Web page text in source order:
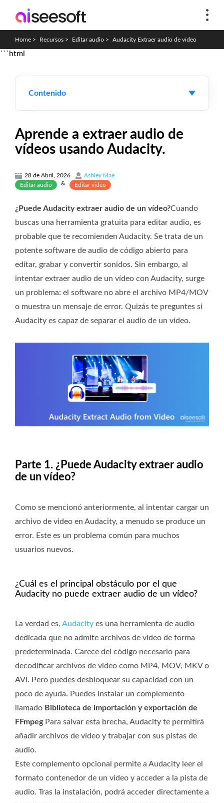
Home > Recursos > Editar audio > Audacity Extraer audio de vídeo
```html
Contenido
Aprende a extraer audio de
vídeos usando Audacity.
28 de Abril, 2026
Ashley Mae
Editar audio
& Editar video
¿Puede Audacity extraer audio de un vídeo?Cuando
buscas una herramienta gratuita para editar audio, es
probable que te recomienden Audacity. Se trata de un
potente software de audio de código abierto para
editar, grabar y convertir sonidos. Sin embargo, al
intentar extraer audio de un vídeo con Audacity, surge
un problema: el software no abre el archivo MP4/MOV
o muestra un mensaje de error. Quizás te preguntes si
Audacity es capaz de separar el audio de un vídeo.
Parte 1. ¿Puede Audacity extraer audio
de un vídeo?
Como se mencionó anteriormente, al intentar cargar un
archivo de video en Audacity, a menudo se produce un
error. Este es un problema común para muchos
usuarios nuevos.
¿Cuál es el principal obstáculo por el que
Audacity no puede extraer audio de un vídeo?
La verdad es, Audacity es una herramienta de audio
dedicada que no admite archivos de video de forma
predeterminada. Carece del código necesario para
decodificar archivos de video como MP4, MOV, MKV o
AVI. Pero puedes desbloquear su capacidad con un
poco de ayuda. Puedes instalar un complemento
llamado Biblioteca de importación y exportación de
FFmpegPara salvar esta brecha, Audacity te permitirá
añadir archivos de vídeo y trabajar con sus pistas de
audio.
Este complemento opcional permite a Audacity leer el
formato contenedor de un vídeo y acceder a la pista de
audio. Tras la instalación, podrá acceder directamente a